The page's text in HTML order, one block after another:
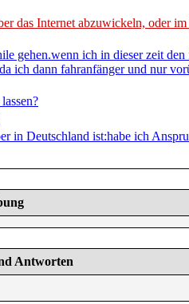
das Internet abzuwickeln, oder im
gehen.wenn ich in dieser zeit den
ich dann fahranfänger und nur
in Deutschland ist:habe ich
Antworten